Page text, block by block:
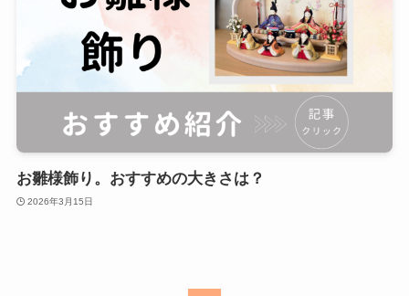
お雛様飾り。おすすめの大きさは？
2026年3月15日